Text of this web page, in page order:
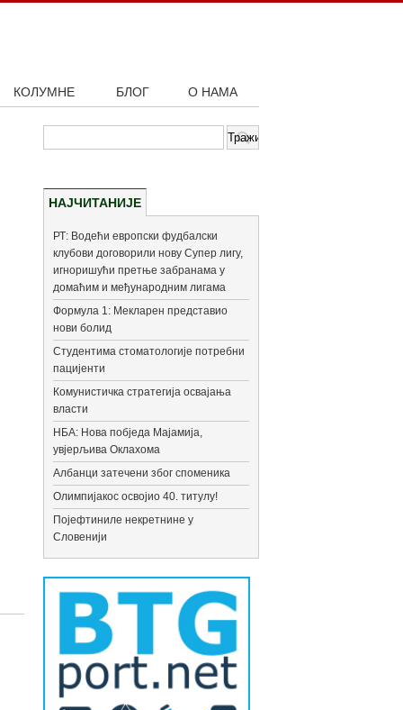
КОЛУМНЕ БЛОГ О НАМА
НАЈЧИТАНИЈЕ
РТ: Водећи европски фудбалски
клубови договорили нову Супер лигу,
игноришући претње забранама у
домаћим и међународним лигама
Формула 1: Мекларен представио
нови болид
Студентима стоматологије потребни
пацијенти
Комунистичка стратегија освајања
власти
НБА: Нова побједа Мајамија,
увјерљива Оклахома
Албанци затечени због споменика
Олимпијакос освојио 40. титулу!
Појефтиниле некретнине у
Словенији